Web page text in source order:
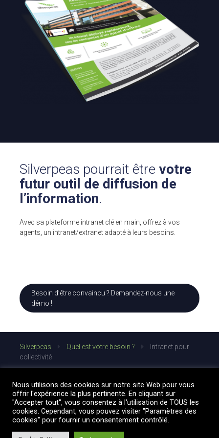
Silverpeas pourrait être votre
futur outil de diffusion de
l’information.
Avec sa plateforme intranet clé en main, offrez à vos
agents, un intranet/extranet adapté à leurs besoins.
Besoin d’être convaincu ? Demandez-nous une
démo !
Silverpeas Quel est votre besoin ?
Intranet pour
collectivité
Nous utilisons des cookies sur notre site Web pour vous
offrir l'expérience la plus pertinente. En cliquant sur
"Accepter tout", vous consentez à l'utilisation de TOUS les
cookies. Cependant, vous pouvez visiter "Paramètres des
cookies" pour fournir un consentement contrôlé.